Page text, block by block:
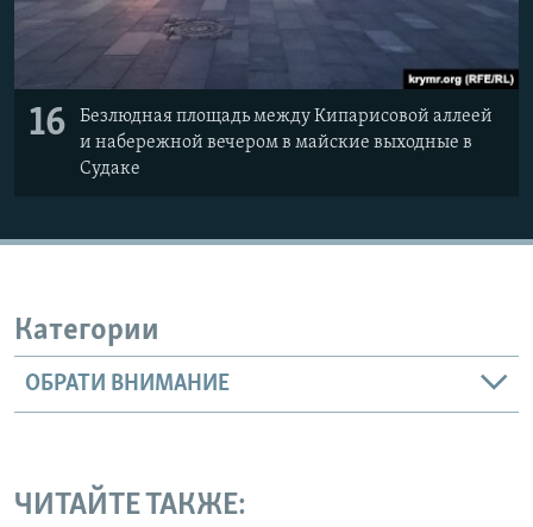
16
Безлюдная площадь между Кипарисовой аллеей
и набережной вечером в майские выходные в
Судаке
Категории
ОБРАТИ ВНИМАНИЕ
ЧИТАЙТЕ ТАКЖЕ: